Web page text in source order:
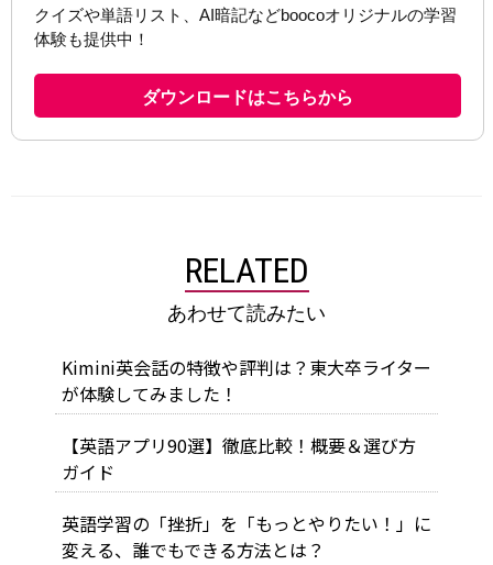
RELATED
あわせて読みたい
Kimini英会話の特徴や評判は？東大卒ライター
が体験してみました！
【英語アプリ90選】徹底比較！概要＆選び方
ガイド
英語学習の「挫折」を「もっとやりたい！」に
変える、誰でもできる方法とは？